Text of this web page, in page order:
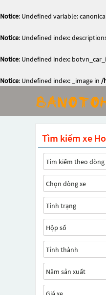
Notice: Undefined variable:
Notice: Undefined index:
Notice: Undefined index:
Notice: Undefined index: _image in /
Tìm kiếm xe